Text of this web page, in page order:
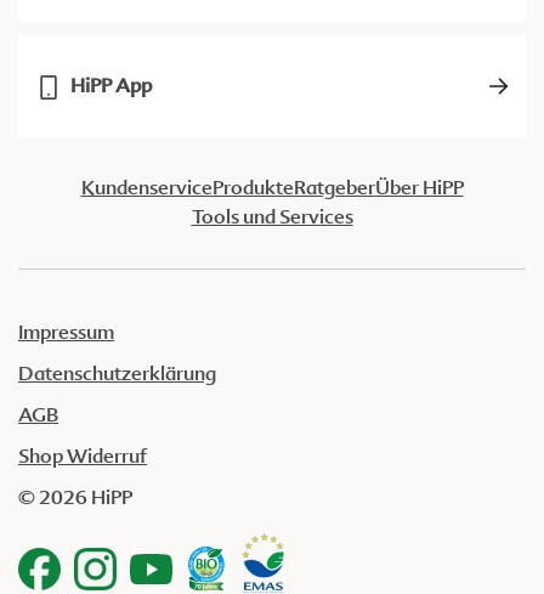
HiPP App
KundenserviceProdukteRatgeberÜber HiPP
Tools und Services
Impressum
Datenschutzerklärung
AGB
Shop Widerruf
© 2026 HiPP